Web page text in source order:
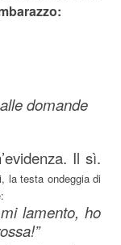
domande
Il sì.
la testa ondeggia di
lamento, ho